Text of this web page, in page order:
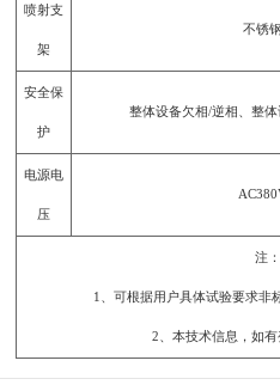
喷射支
架
不锈
安全保
护
整体设备欠相/逆相、整
电源电
压
注：
1、可根据用户具体试验要求非
2、本技术信息，如